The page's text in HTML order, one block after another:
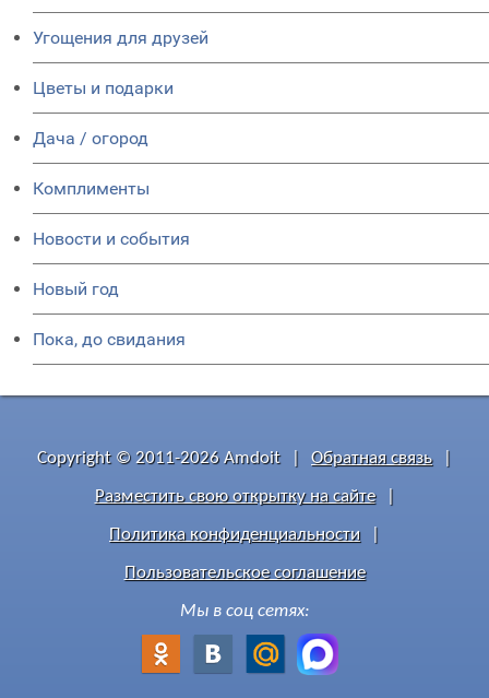
Угощения для друзей
Цветы и подарки
Дача / огород
Комплименты
Новости и события
Новый год
Пока, до свидания
Copyright © 2011-2026 Amdoit Обратная связь
Разместить свою открытку на сайте
Политика конфиденциальности
Пользовательское соглашение
Мы в соц сетях: